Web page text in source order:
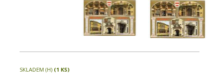
SKLADEM (H) (1 KS)